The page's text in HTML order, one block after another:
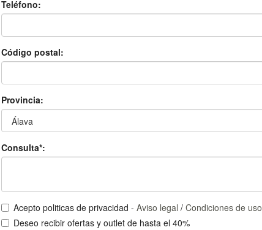
Teléfono:
Código postal:
Provincia:
Consulta*:
Acepto politicas de privacidad - Aviso legal / Condiciones de uso
Deseo recibir ofertas y outlet de hasta el 40%